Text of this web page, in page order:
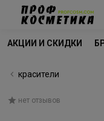
АКЦИИ И СКИДКИ
красители
нет отзывов